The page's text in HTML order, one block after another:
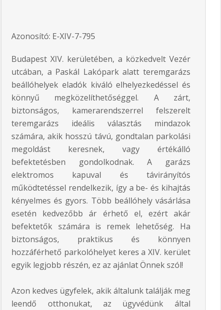
Azonosító: E-XIV-7-795
Budapest XIV. kerületében, a közkedvelt Vezér
utcában, a Paskál Lakópark alatt teremgarázs
beállóhelyek eladók kiváló elhelyezkedéssel és
könnyű megközelíthetőséggel. A zárt,
biztonságos, kamerarendszerrel felszerelt
teremgarázs ideális választás mindazok
számára, akik hosszú távú, gondtalan parkolási
megoldást keresnek, vagy értékálló
befektetésben gondolkodnak. A garázs
elektromos kapuval és távirányítós
működtetéssel rendelkezik, így a be- és kihajtás
kényelmes és gyors. Több beállóhely vásárlása
esetén kedvezőbb ár érhető el, ezért akár
befektetők számára is remek lehetőség. Ha
biztonságos, praktikus és könnyen
hozzáférhető parkolóhelyet keres a XIV. kerület
egyik legjobb részén, ez az ajánlat Önnek szól!
Azon kedves ügyfelek, akik általunk találják meg
leendő otthonukat, az ügyvédünk által